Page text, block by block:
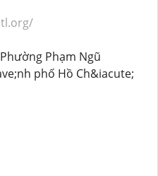
Phạm Ngũ
phố Hồ Ch&iacute;